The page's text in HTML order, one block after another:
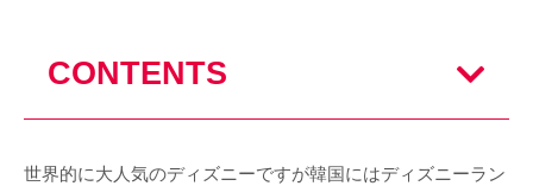
CONTENTS
世界的に大人気のディズニーですが韓国にはディズニーラン